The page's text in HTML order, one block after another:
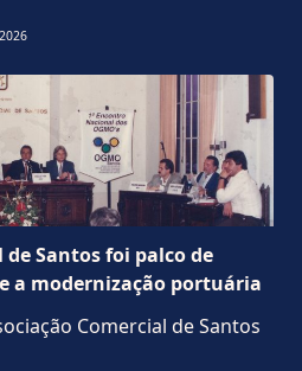
de Santos foi palco de
a modernização portuária
Comercial de Santos